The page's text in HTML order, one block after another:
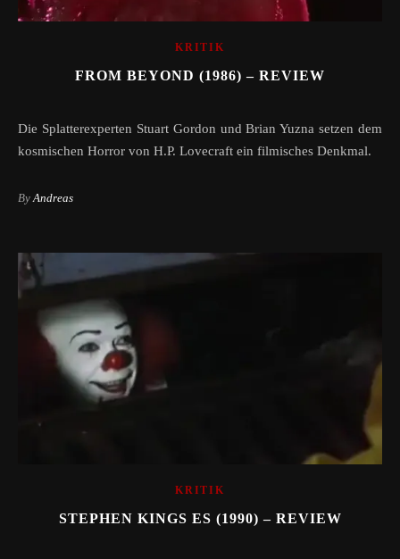
KRITIK
FROM BEYOND (1986) – REVIEW
Die Splatterexperten Stuart Gordon und Brian Yuzna setzen dem
kosmischen Horror von H.P. Lovecraft ein filmisches Denkmal.
ByAndreas
KRITIK
STEPHEN KINGS ES (1990) – REVIEW